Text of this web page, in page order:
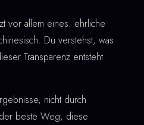
vor allem eines: ehrliche
Du verstehst, was
Transparenz entsteht
nicht durch
beste Weg, diese